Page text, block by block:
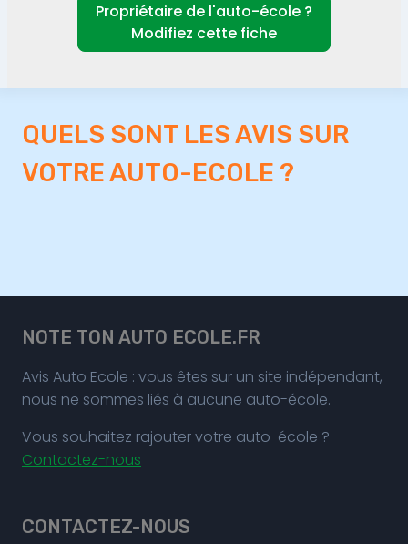
Propriétaire de l'auto-école ?
Modifiez cette fiche
QUELS SONT LES AVIS SUR
VOTRE AUTO-ECOLE ?
NOTE TON AUTO ECOLE.FR
Avis Auto Ecole : vous êtes sur un site indépendant,
nous ne sommes liés à aucune auto-école.
Vous souhaitez rajouter votre auto-école ?
Contactez-nous
CONTACTEZ-NOUS